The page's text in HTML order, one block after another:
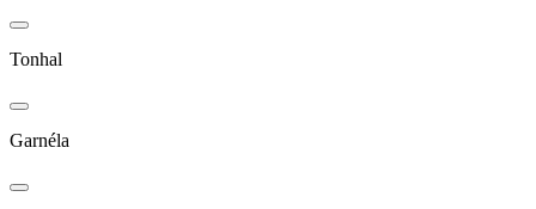
Tonhal
Garnéla